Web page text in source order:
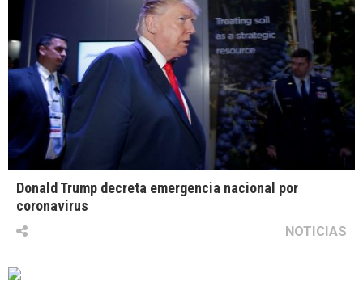
Donald Trump decreta emergencia nacional por
coronavirus
NOTICIAS